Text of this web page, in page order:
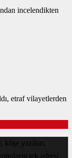
incelendikten
etraf vilayetlerden
yazıları,
tek adresi